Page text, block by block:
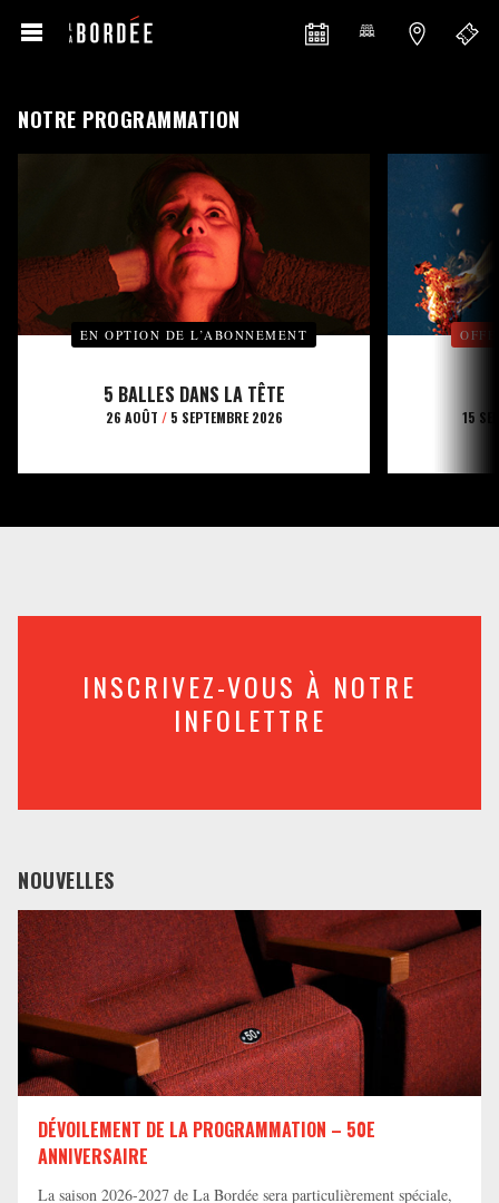
NOTRE PROGRAMMATION
EN OPTION DE L’ABONNEMENT
5 BALLES DANS LA TÊTE
26 AOÛT /5 SEPTEMBRE 2026 15
INSCRIVEZ-VOUS À NOTRE
INFOLETTRE
NOUVELLES
DÉVOILEMENT DE LA PROGRAMMATION – 50E
ANNIVERSAIRE
La saison 2026-2027 de La Bordée sera particulièrement spéciale,